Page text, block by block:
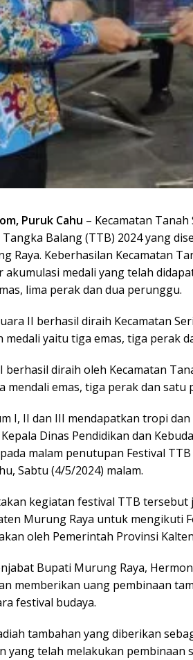
Puruk Cahu – Kecamatan
Tangka Balang (TTB) 2024 yang
Raya. Keberhasilan Kecamatan
akumulasi medali yang telah
lima perak dan dua perunggu.
II berhasil diraih Kecamatan
medali yaitu tiga emas, tiga perak
berhasil diraih oleh Kecamatan
mendali emas, tiga perak dan satu
I, II dan III mendapatkan tropi
Dinas Pendidikan dan
malam penutupan Festival
Sabtu (4/5/2024) malam.
kegiatan festival TTB
Murung Raya untuk mengikuti
oleh Pemerintah Provinsi
Bupati Murung Raya,
memberikan uang pembinaan
festival budaya.
tambahan yang diberikan
yang telah melakukan pembinaan